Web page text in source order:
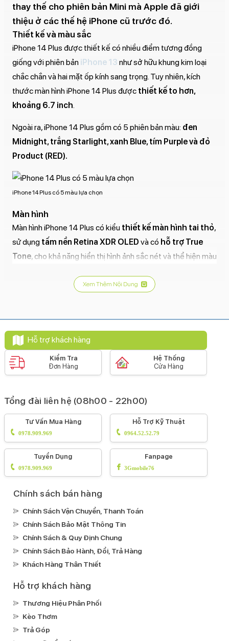
thay thế cho phiên bản Mini mà Apple đã giới
thiệu ở các thế hệ iPhone cũ trước đó.
Thiết kế và màu sắc
iPhone 14 Plus được thiết kế có nhiều điểm tương đồng
giống với phiên bản iPhone 13 như sở hữu khung kim loại
chắc chắn và hai mặt ốp kính sang trọng. Tuy nhiên, kích
thước màn hình iPhone 14 Plus được thiết kế to hơn,
khoảng 6.7 inch
Ngoài ra, iPhone 14 Plus gồm có 5 phiên bản màu: đen
Midnight, trắng Starlight, xanh Blue, tím Purple và đỏ
Product (RED).
iPhone 14 Plus có 5 màu lựa chọn
Màn hình
Màn hình iPhone 14 Plus có kiểu thiết kế màn hình tai thỏ,
sử dụng tấm nền Retina XDR OLED và có hỗ trợ True
Tone, cho khả năng hiển thị hình ảnh sắc nét và thể hiện màu
Tuy nhiên, iPhone 14 Plus được thiết kế với màn hình to,
Maxcó cùng kích thước. Đây được xem là sản phẩm sẽ
mang lại sự đột phá với màn hình to và giá bình dân hơn các
dòng Pro cao cấp của Apple.
Cấu hình
iPhone 14 Plus vẫn sử dụng
chip Apple A15
Bionicgiống iPhone 13 Series nhưng được xây dựng trên
tiến trình khác, nhất làtrang bị thêm 1 nhân GPUgiúp cải
thiện hiệu suất đồ họa đáng kể, vượt trội hơn hẳn so
vớiiPhone 13 Mini.
Hệ thống camera
iPhone 14 Plus sở hữucamera kép phía sau có độ phân
giải 12MP
nhưng được trang bị
năng chụp ảnh trong điều kiện thiếu sáng cũng như khả năng
Xem Thêm Nội Dung
Hỗ trợ khách hàng
Kiểm Tra
Đơn Hàng
Hệ Thống
Cửa Hàng
Tổng đài liên hệ (08h00 - 22h00)
Tư Vấn Mua Hàng
0978.909.969
Hỗ Trợ Kỹ Thuật
0964.52.52.79
Tuyển Dụng
0978.909.969
Fanpage
3Gmobile76
Chính sách bán hàng
Chính Sách Vận Chuyển, Thanh Toán
Chính Sách Bảo Mật Thông Tin
Chính Sách & Quy Định Chung
Chính Sách Bảo Hành, Đổi, Trả Hàng
Khách Hàng Thân Thiết
Hỗ trợ khách hàng
Thương Hiệu Phân Phối
Kèo Thơm
Trả Góp